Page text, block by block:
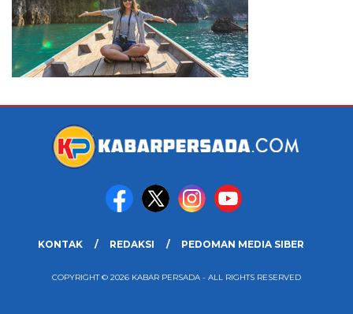
KONTAK REDAKSI PEDOMAN MEDIA SIBER
COPYRIGHT © 2026 KABAR PERSADA - ALL RIGHTS RESERVED